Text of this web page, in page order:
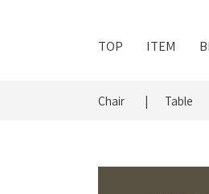
TOP ITEM
Chair Table